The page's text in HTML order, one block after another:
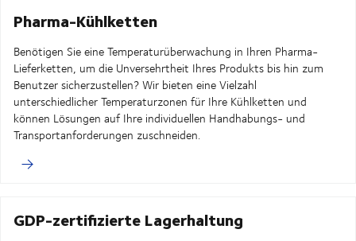
Pharma-Kühlketten
Benötigen Sie eine Temperaturüberwachung in Ihren Pharma-
Lieferketten, um die Unversehrtheit Ihres Produkts bis hin zum
Benutzer sicherzustellen? Wir bieten eine Vielzahl
unterschiedlicher Temperaturzonen für Ihre Kühlketten und
können Lösungen auf Ihre individuellen Handhabungs- und
Transportanforderungen zuschneiden.
GDP-zertifizierte Lagerhaltung